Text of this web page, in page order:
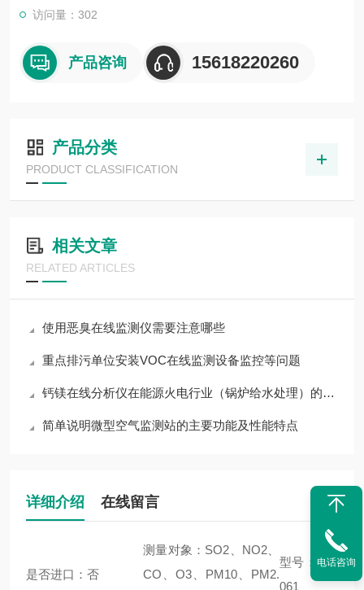
访问量：302
产品咨询 15618220260
产品分类
PRODUCT CLASSIFICATION
相关文章
RELATED ARTICLES
使用恶臭在线监测仪需要注意哪些
重点排污单位安装VOC在线监测设备监控等问题
钙镁在线分析仪在能源火电行业（锅炉给水处理）的作用
简单说明微型空气监测站的主要功能及性能特点
详细介绍 在线留言
是否进口：否
测量对象：SO2、NO2、
CO、O3、PM10、PM2.
型号：M-2
061
电话咨询